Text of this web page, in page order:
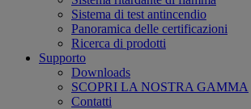
Sistema di test antincendio
Panoramica delle certificazioni
Ricerca di prodotti
Supporto
Downloads
SCOPRI LA NOSTRA GAMMA
Contatti